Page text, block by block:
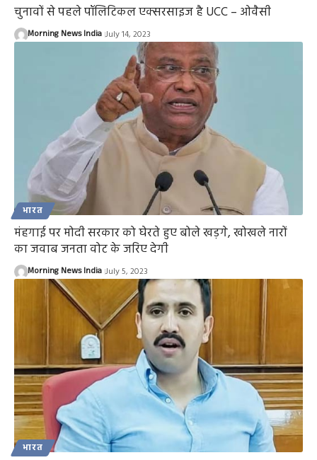
चुनावों से पहले पॉलिटिकल एक्सरसाइज है UCC – ओवैसी
Morning News India July 14, 2023
भारत
मंहगाई पर मोदी सरकार को घेरते हुए बोले खड़गे, खोखले नारों
का जवाब जनता वोट के जरिए देगी
Morning News India July 5, 2023
भारत